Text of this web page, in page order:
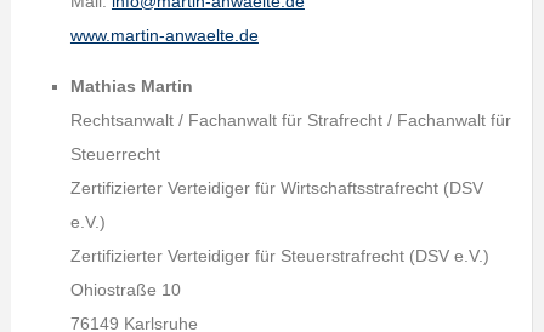
www.martin-anwaelte.de
Mathias Martin
Rechtsanwalt / Fachanwalt für Strafrecht / Fachanwalt für
Steuerrecht
Zertifizierter Verteidiger für Wirtschaftsstrafrecht (DSV
e.V.)
Zertifizierter Verteidiger für Steuerstrafrecht (DSV e.V.)
Ohiostraße 10
76149 Karlsruhe